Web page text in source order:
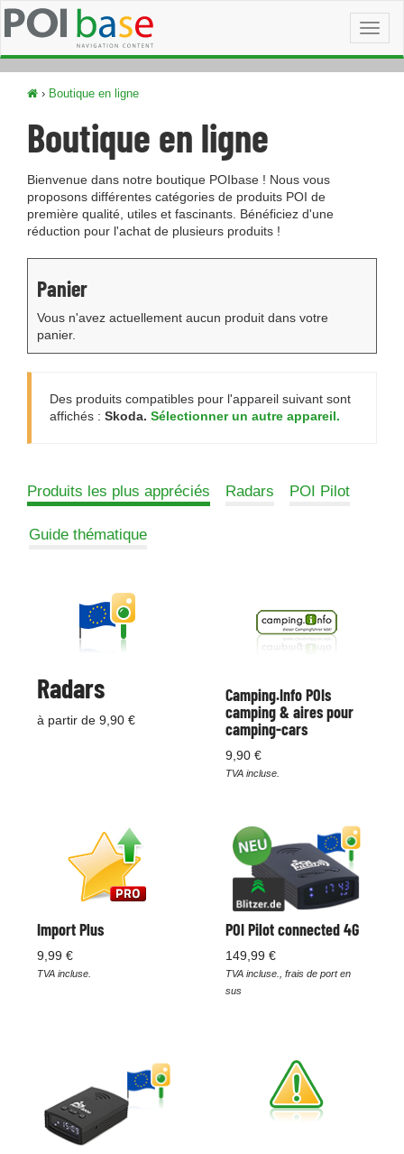
› Boutique en ligne
Boutique en ligne
Bienvenue dans notre boutique POIbase ! Nous vous
proposons différentes catégories de produits POI de
première qualité, utiles et fascinants. Bénéficiez d'une
réduction pour l'achat de plusieurs produits !
Panier
Vous n'avez actuellement aucun produit dans votre
panier.
Des produits compatibles pour l'appareil suivant sont
affichés : Skoda. Sélectionner un autre appareil.
Produits les plus appréciés Radars POI Pilot
Guide thématique
Radars
à partir de 9,90 €
Camping.Info POIs
camping & aires pour
camping-cars
9,90 €
TVA incluse.
Import Plus
9,99 €
TVA incluse.
POI Pilot connected 4G
149,99 €
TVA incluse., frais de port en
sus